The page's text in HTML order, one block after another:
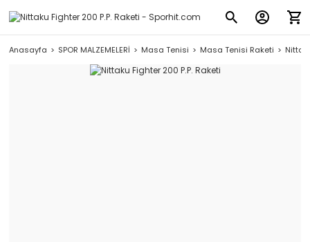
Anasayfa SPOR MALZEMELERİ Masa Tenisi Masa Tenisi Raketi